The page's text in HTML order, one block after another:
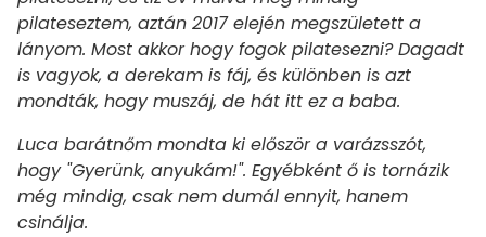
pilateseztem, aztán 2017 elején megszületett a
lányom. Most akkor hogy fogok pilatesezni? Dagadt
is vagyok, a derekam is fáj, és különben is azt
mondták, hogy muszáj, de hát itt ez a baba.
Luca barátnőm mondta ki először a varázsszót,
hogy "Gyerünk, anyukám!". Egyébként ő is tornázik
még mindig, csak nem dumál ennyit, hanem
csinálja.